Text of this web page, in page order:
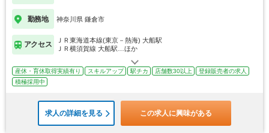
勤務地 神奈川県 鎌倉市
アクセス
ＪＲ東海道本線(東京－熱海) 大船駅
ＪＲ横須賀線 大船駅…ほか
産休・育休取得実績有り スキルアップ 駅チカ 店舗数30以上
登録販売者の求人
積極採用中
求人の詳細を見る この求人に興味がある